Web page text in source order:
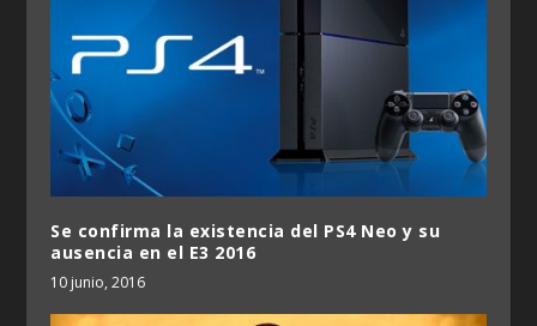
Se confirma la existencia del PS4 Neo y su
ausencia en el E3 2016
10 junio, 2016